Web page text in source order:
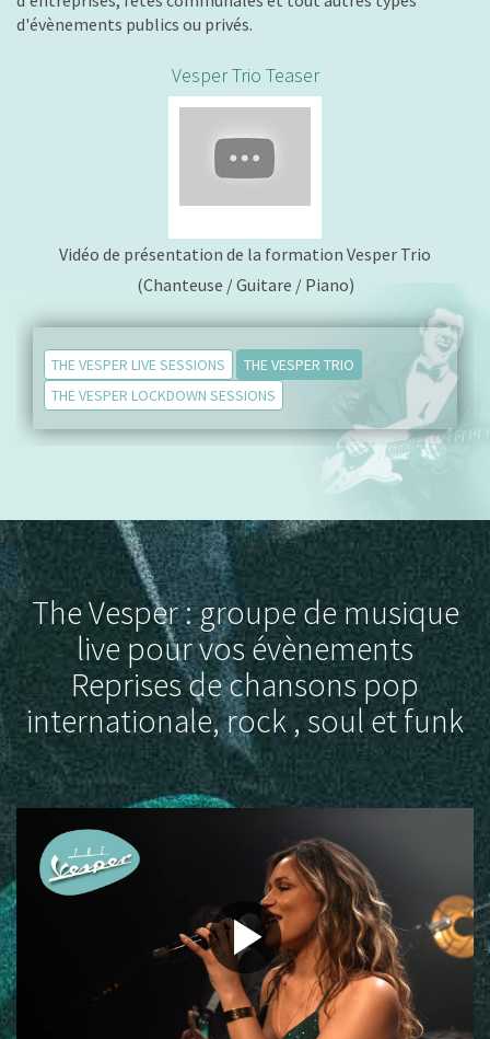
d'évènements publics ou privés.
Vesper Trio Teaser
Vidéo de présentation de la formation Vesper Trio
(Chanteuse / Guitare / Piano)
THE VESPER LIVE SESSIONS
THE VESPER TRIO
THE VESPER LOCKDOWN SESSIONS
The Vesper : groupe de musique
live pour vos évènements
Reprises de chansons pop
internationale, rock , soul et funk